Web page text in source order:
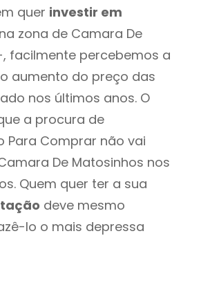
quer investir em
na zona de Camara De
facilmente percebemos a
aumento do preço das
nos últimos anos. O
a procura de
Para Comprar não vai
De Matosinhos nos
Quem quer ter a sua
deve mesmo
lo o mais depressa